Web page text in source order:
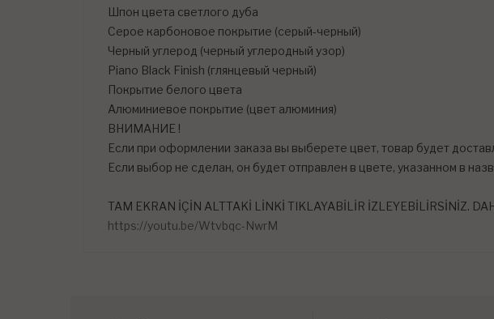
Шпон цвета светлого дуба
Серое карбоновое покрытие (серый-черный)
Черный углерод (черный углеродный узор)
Piano Black Finish (глянцевый черный)
Покрытие белого цвета
Алюминиевое покрытие (цвет алюминия)
ВНИМАНИЕ !
Если при оформлении заказа вы выберете цвет, товар будет
Если выбор не сделан, он будет отправлен в цвете, указанном в
TAM EKRAN İÇİN ALTTAKİ LİNKİ TIKLAYABİLİR İZLEYEBİLİRSİNİZ.
https://youtu.be/Wtvbqc-NwrM